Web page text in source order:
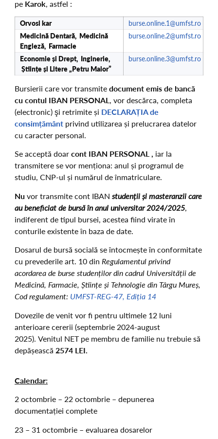
pe Karok, astfel :
Orvosi kar
burse.online.1@umfst.ro
Medicină Dentară, Medicină
Engleză, Farmacie
burse.online.2@umfst.ro
Economie și Drept, Inginerie,
Științe și Litere „Petru Maior”
burse.online.3@umfst.ro
Bursierii care vor transmitedocument emis de bancă
cu contul IBAN PERSONAL, vor descărca, completa
(electronic) şi retrimite și DECLARAȚIA de
consimțământ privind utilizarea și prelucrarea datelor
cu caracter personal.
Se acceptă doarcont IBAN PERSONAL, iar la
transmitere se vor menționa: anul și programul de
studiu, CNP-ul și numărul de înmatriculare.
Nu vor transmite cont IBAN studenții și masteranzii care
au beneficiat de bursă în anul universitar 2024/2025,
indiferent de tipul bursei, acestea fiind virate în
conturile existente în baza de date.
Dosarul de bursă socială se întocmește în conformitate
cu prevederile art. 10 din Regulamentul privind
acordarea de burse studenților din cadrul Universității de
Medicină, Farmacie, Științe și Tehnologie din Târgu Mureș,
Cod regulament: UMFST-REG-47, Ediția 14
Dovezile de venit vor fi pentru ultimele 12 luni
anterioare cererii (septembrie 2024-august
2025). Venitul NET pe membru de familie nu trebuie să
depășească 2574 LEI.
Calendar:
2 octombrie – 22 octombrie – depunerea
documentației complete
23 – 31 octombrie – evaluarea dosarelor